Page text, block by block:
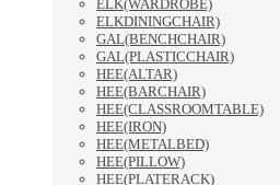
ELK(WARDROBE)
ELKDININGCHAIR)
GAL(BENCHCHAIR)
GAL(PLASTICCHAIR)
HEE(ALTAR)
HEE(BARCHAIR)
HEE(CLASSROOMTABLE)
HEE(IRON)
HEE(METALBED)
HEE(PILLOW)
HEE(PLATERACK)